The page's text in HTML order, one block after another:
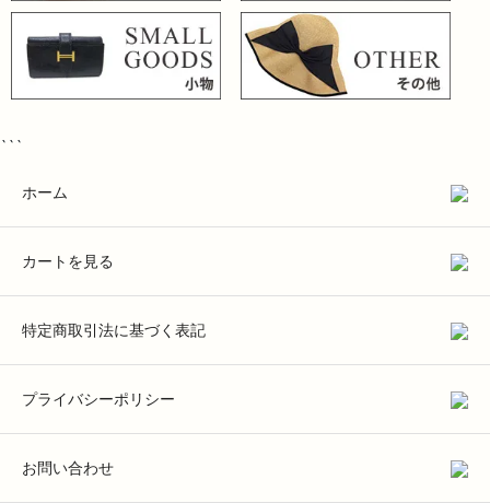
```
ホーム
カートを見る
特定商取引法に基づく表記
プライバシーポリシー
お問い合わせ